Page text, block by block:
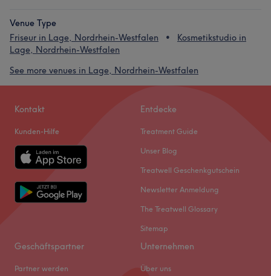
Venue Type
Friseur in Lage, Nordrhein-Westfalen
Kosmetikstudio in
Lage, Nordrhein-Westfalen
See more venues in Lage, Nordrhein-Westfalen
Kontakt
Kunden-Hilfe
Entdecke
Treatment Guide
Unser Blog
Treatwell Geschenkgutschein
Newsletter Anmeldung
The Treatwell Glossary
Sitemap
Geschäftspartner
Partner werden
Unternehmen
Über uns